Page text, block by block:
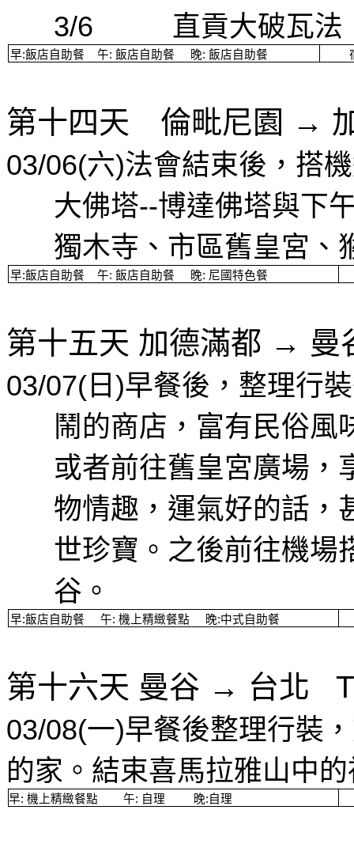
3/6
直貢大破瓦法
早:飯店自助餐 午: 飯店自助餐 晚: 飯店自助餐
第十四天 倫毗尼園 →
03/06(六)法會結束後， 搭
大佛塔--博達佛塔與下
獨木寺、市區舊皇宮、
早:飯店自助餐 午: 飯店自助餐 晚: 尼國特色餐
第十五天 加德滿都 → 曼
03/07( 日 )早餐後，整理行
鬧的商店，富有民俗
或者前往舊皇宮廣場，
物情趣，運氣好的話，
世珍寶。之後前往機場
谷。
早:飯店自助餐 午: 機上精緻餐點 晚:中式自助餐
第十六天 曼谷 → 台北
03/08(一)早餐後整理行裝
的家。結束喜馬拉雅山中
早: 機上精緻餐點 午: 自理 晚: 自理